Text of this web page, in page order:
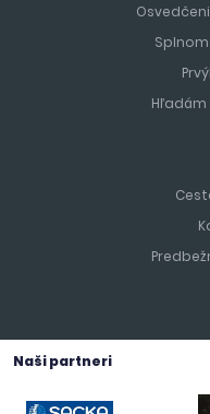
Naši partneri